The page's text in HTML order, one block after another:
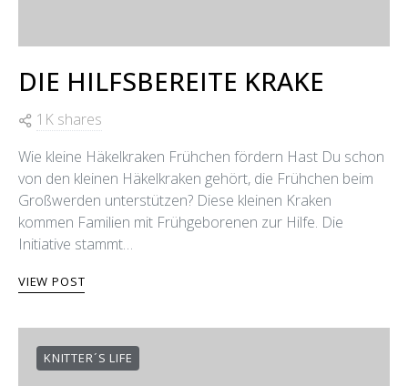
DIE HILFSBEREITE KRAKE
1K shares
Wie kleine Häkelkraken Frühchen fördern Hast Du schon
von den kleinen Häkelkraken gehört, die Frühchen beim
Großwerden unterstützen? Diese kleinen Kraken
kommen Familien mit Frühgeborenen zur Hilfe. Die
Initiative stammt…
VIEW POST
KNITTER´S LIFE